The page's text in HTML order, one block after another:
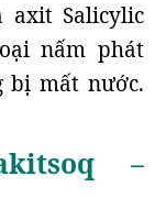
axit Salicylic
nấm phát
bị mất nước.
–